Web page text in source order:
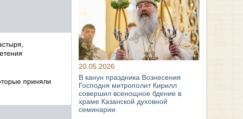
приняли
20.05.2026
В канун праздника Вознесения
Господня митрополит Кирилл
совершил всенощное бдение в
храме Казанской духовной
семинарии